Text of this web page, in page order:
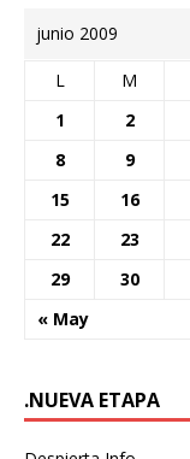
junio 2009
L M
« May
1 2
8
9
15
16
22
23
29
30
.NUEVA ETAPA